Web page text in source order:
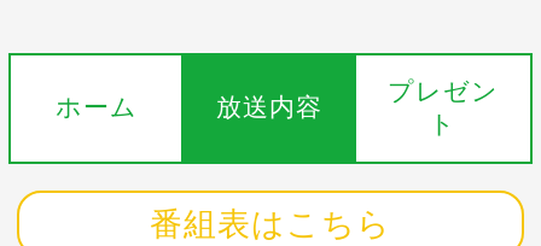
ホーム 放送内容
プレゼン
ト
番組表はこちら